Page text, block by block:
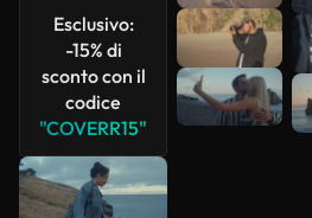
Esclusivo:
-15% di
sconto con il
codice
"COVERR15"